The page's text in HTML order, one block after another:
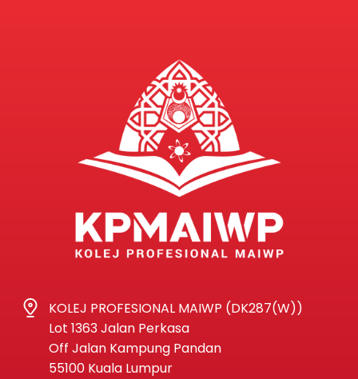
KOLEJ PROFESIONAL MAIWP (DK287(W))
Lot 1363 Jalan Perkasa
Off Jalan Kampung Pandan
55100 Kuala Lumpur